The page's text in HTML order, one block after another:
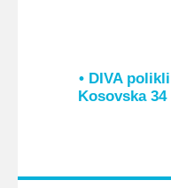
• DIVA
Kosovska